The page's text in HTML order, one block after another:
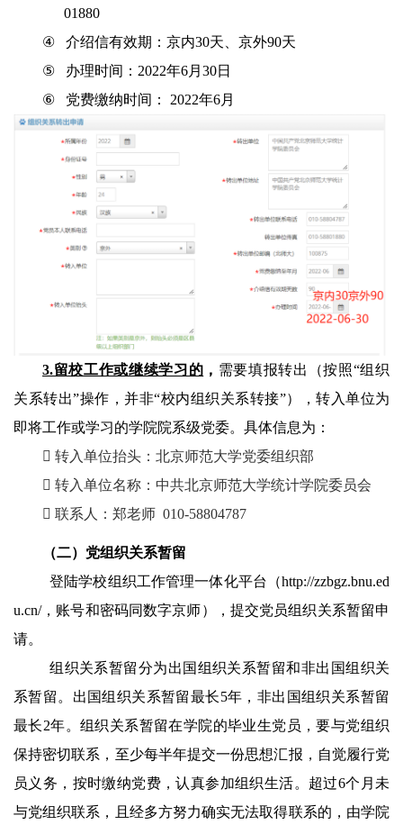
01880
④
介绍信有效期：京内30天、京外90天
⑤
办理时间： 2022年6月30日
⑥
党费缴纳时间： 2022年6月
3.留校工作或继续学习的 ， 需要填报转出（按照“组织
关系转出”操作，并非“校内组织关系转接”），转入单位为
即将工作或学习的学院院系级党委。具体信息为：
 转入单位抬头：北京师范大学党委组织部
 转入单位名称： 中共北京师范大学统计学院委员会
 联系人：郑老师 010-58804787
（二）党组织关系暂留
登陆学校组织工作管理一体化平台（http://zzbgz.bnu.ed
u.cn/，账号和密码同数字京师），提交党员组织关系暂留申
请。
组织关系暂留分为出国组织关系暂留和非出国组织关
系暂留 。出国组织关系暂留最长5年，非出国组织关系暂留
最长2年。组织关系暂留在学院的毕业生党员，要与党组织
保持密切联系， 至少每半年提交一份思想汇报， 自觉履行党
员义务，按时缴纳党费，认真参加组织生活。超过6个月未
与党组织联系，且经多方努力确实无法取得联系的，由学院